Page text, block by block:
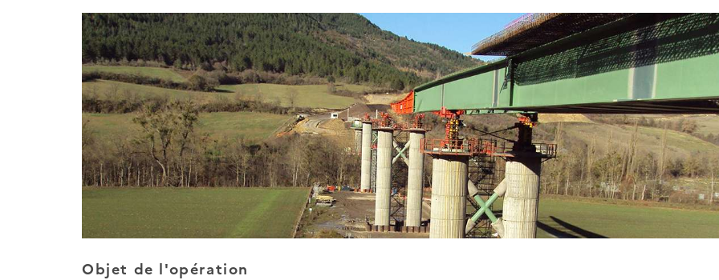
Objet de l'opération